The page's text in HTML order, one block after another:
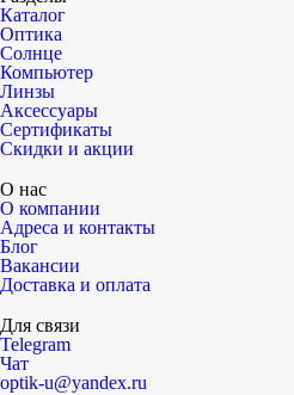
Каталог
Оптика
Солнце
Компьютер
Линзы
Аксессуары
Сертификаты
Скидки и акции
О нас
О компании
Адреса и контакты
Блог
Вакансии
Доставка и оплата
Для связи
Telegram
Чат
optik-u@yandex.ru